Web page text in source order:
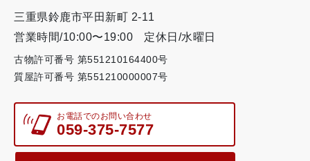
三重県鈴鹿市平田新町 2-11
営業時間/10:00〜19:00
定休日/水曜日
古物許可番号 第551210164400号
質屋許可番号 第551210000007号
お電話でのお問い合わせ
059-375-7577